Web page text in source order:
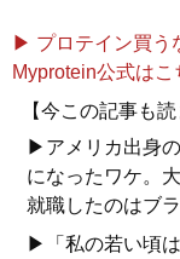
記事一覧へ
▶ プロテイン買う
Myprotein公式はこ
【今この記事も
▶アメリカ出身
になったワケ。
就職したのはブ
▶「私の若い頃